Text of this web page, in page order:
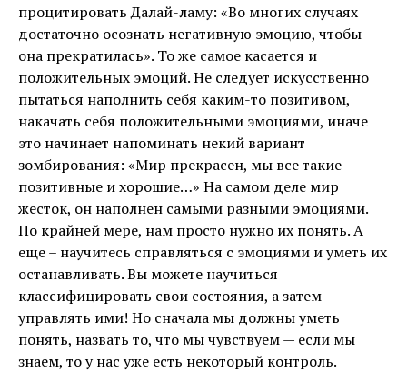
процитировать Далай-ламу: «Во многих случаях
достаточно осознать негативную эмоцию, чтобы
она прекратилась». То же самое касается и
положительных эмоций. Не следует искусственно
пытаться наполнить себя каким-то позитивом,
накачать себя положительными эмоциями, иначе
это начинает напоминать некий вариант
зомбирования: «Мир прекрасен, мы все такие
позитивные и хорошие…» На самом деле мир
жесток, он наполнен самыми разными эмоциями.
По крайней мере, нам просто нужно их понять. А
еще – научитесь справляться с эмоциями и уметь их
останавливать. Вы можете научиться
классифицировать свои состояния, а затем
управлять ими! Но сначала мы должны уметь
понять, назвать то, что мы чувствуем — если мы
знаем, то у нас уже есть некоторый контроль.